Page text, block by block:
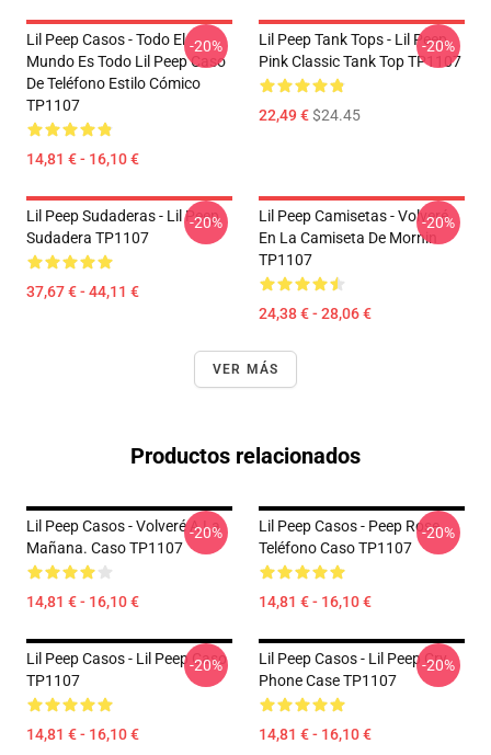
Lil Peep Casos - Todo El
Mundo Es Todo Lil Peep Caso
De Teléfono Estilo Cómico
TP1107
14,81 € - 16,10 €
-20%
Lil Peep Tank Tops - Lil Peep
Pink Classic Tank Top TP1107
22,49 €$24.45
-20%
Lil Peep Sudaderas - Lil Peep
Sudadera TP1107
37,67 € - 44,11 €
-20%
Lil Peep Camisetas - Volveré
En La Camiseta De Mornin
TP1107
24,38 € - 28,06 €
-20%
VER MÁS
Productos relacionados
Lil Peep Casos - Volveré A La
Mañana. Caso TP1107
14,81 € - 16,10 €
-20%
Lil Peep Casos - Peep Rose
Teléfono Caso TP1107
14,81 € - 16,10 €
-20%
Lil Peep Casos - Lil Peep Caso
TP1107
14,81 € - 16,10 €
-20%
Lil Peep Casos - Lil Peep Cry
Phone Case TP1107
14,81 € - 16,10 €
-20%